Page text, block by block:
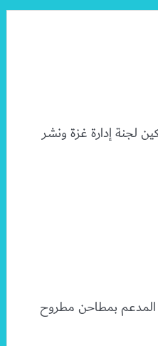
لجنة إدارة غزة ونشر
المدعم بمطاحن مطروح